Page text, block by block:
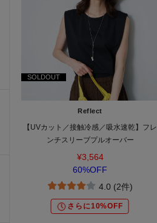
SOLDOUT
Reflect
【UVカット／接触冷感／吸水速乾】フレ
ンチスリーブプルオーバー
¥3,564
60%OFF
4.0 (2件)
さらに10%OFF